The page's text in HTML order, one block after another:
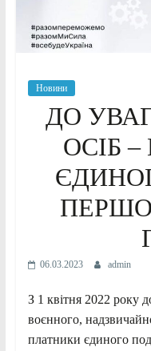
Новини
ДО
ОСІБ
06.03.2023 admin
З 1 квітня 2022 року
воєнного,
платники єдиного